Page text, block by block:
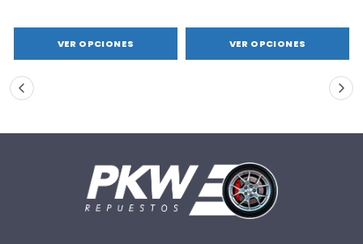
VER OPCIONES VER OPCIONES